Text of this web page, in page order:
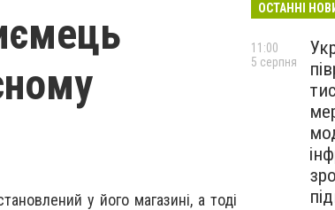
у його магазині, а тоді
ОСТАННІ
11:00
5 серпня